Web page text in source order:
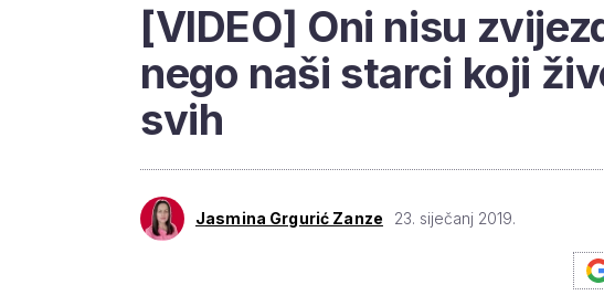
[VIDEO] Oni nisu
nego naši starci koji
svih
Jasmina Grgurić Zanze 23. siječanj 2019.